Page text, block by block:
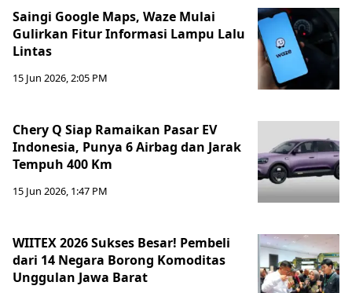
Saingi Google Maps, Waze Mulai
Gulirkan Fitur Informasi Lampu Lalu
Lintas
15 Jun 2026, 2:05 PM
Chery Q Siap Ramaikan Pasar EV
Indonesia, Punya 6 Airbag dan Jarak
Tempuh 400 Km
15 Jun 2026, 1:47 PM
WIITEX 2026 Sukses Besar! Pembeli
dari 14 Negara Borong Komoditas
Unggulan Jawa Barat